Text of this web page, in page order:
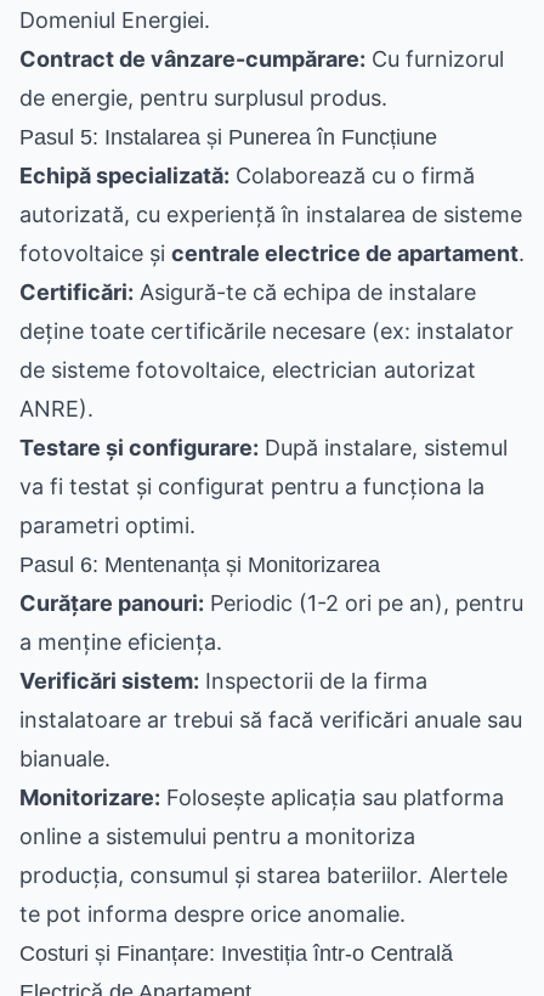
Domeniul Energiei.
Contract de vânzare-cumpărare: Cu furnizorul
de energie, pentru surplusul produs.
Pasul 5: Instalarea și Punerea în Funcțiune
Echipă specializată: Colaborează cu o firmă
autorizată, cu experiență în instalarea de sisteme
fotovoltaice și centrale electrice de apartament.
Certificări: Asigură-te că echipa de instalare
deține toate certificările necesare (ex: instalator
de sisteme fotovoltaice, electrician autorizat
ANRE).
Testare și configurare: După instalare, sistemul
va fi testat și configurat pentru a funcționa la
parametri optimi.
Pasul 6: Mentenanța și Monitorizarea
Curățare panouri: Periodic (1-2 ori pe an), pentru
a menține eficiența.
Verificări sistem: Inspectorii de la firma
instalatoare ar trebui să facă verificări anuale sau
bianuale.
Monitorizare: Folosește aplicația sau platforma
online a sistemului pentru a monitoriza
producția, consumul și starea bateriilor. Alertele
te pot informa despre orice anomalie.
Costuri și Finanțare: Investiția într-o Centrală